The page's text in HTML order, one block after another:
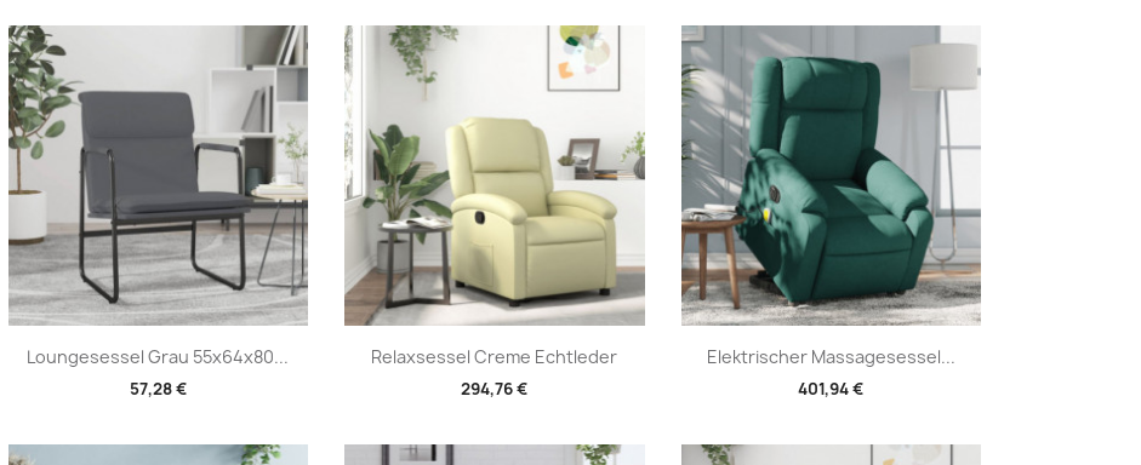
Loungesessel Grau 55x64x80...
57,28 €
Vorschau Relaxsessel Creme Echtleder
294,76 €
Vorschau Elektrischer Massagesessel...
401,94 €
Vorschau